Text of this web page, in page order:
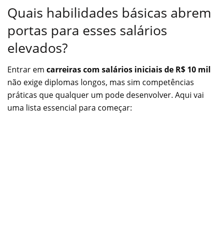
Quais habilidades básicas abrem
portas para esses salários
elevados?
Entrar em carreiras com salários iniciais de R$ 10 mil
não exige diplomas longos, mas sim competências
práticas que qualquer um pode desenvolver. Aqui vai
uma lista essencial para começar: